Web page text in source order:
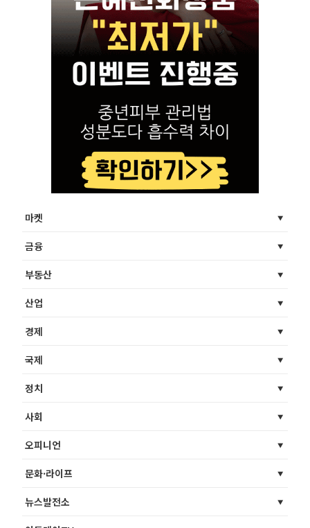
마켓
금융
부동산
산업
경제
국제
정치
사회
오피니언
문화·라이프
뉴스발전소